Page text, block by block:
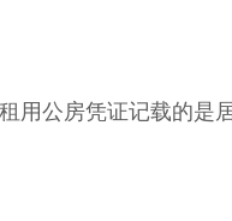
用公房凭证记载的是